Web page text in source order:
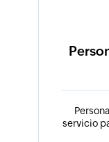
servicio